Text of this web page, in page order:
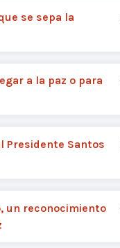
se sepa la
a la paz o para
Presidente Santos
un reconocimiento